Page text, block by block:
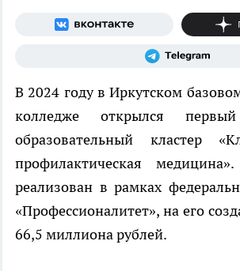
В 2024 году в Иркутском
колледже открылся
образовательный кластер
профилактическая
реализован в рамках
«Профессионалитет», на его
66,5 миллиона рублей.